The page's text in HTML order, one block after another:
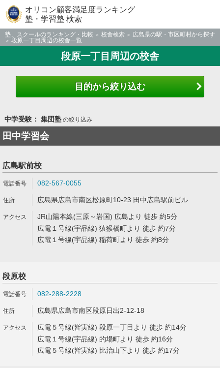
オリコン顧客満足度ランキング
塾・学習塾 検索
塾、スクールのランキング・比較 校舎検索
広島県の駅・市区町村から探す
段原一丁目周辺の校舎一覧
段原一丁目周辺の校舎
目的から絞り込む
中学受験： 集団塾の絞り込み
田中学習会
広島駅前校
082-567-0055
広島県広島市南区松原町10-23 田中広島駅前ビル
JR山陽本線(三原～岩国) 広島より 徒歩 約5分
広電１号線(宇品線) 猿猴橋町より 徒歩 約7分
広電１号線(宇品線) 稲荷町より 徒歩 約8分
段原校
082-288-2228
広島県広島市南区段原日出2-12-18
広電５号線(皆実線) 段原一丁目より 徒歩 約14分
広電１号線(宇品線) 的場町より 徒歩 約16分
広電５号線(皆実線) 比治山下より 徒歩 約17分